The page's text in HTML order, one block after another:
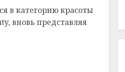
в категорию красоты
вновь представляя